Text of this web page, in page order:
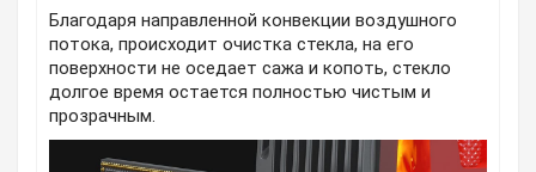
Благодаря направленной конвекции воздушного
потока, происходит очистка стекла, на его
поверхности не оседает сажа и копоть, стекло
долгое время остается полностью чистым и
прозрачным.